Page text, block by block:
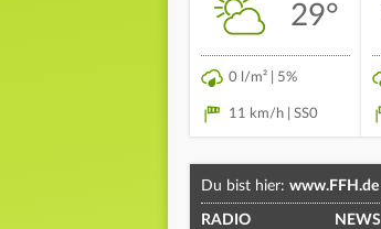
29°
0 l/m² | 5%
11 km/h | SS0
Du bist hier: www.FFH.de
RADIO NEWS